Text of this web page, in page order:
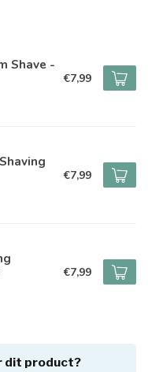
Shave -
€7,99
€7,99
€7,99
dit product?